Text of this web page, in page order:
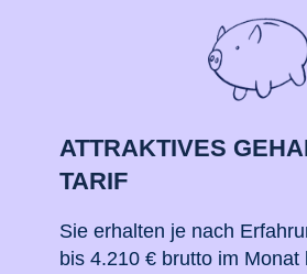
ATTRAKTIVES
TARIF
Sie erhalten je nach
bis 4.210 € brutto im Monat